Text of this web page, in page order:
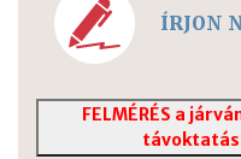
ÍRJON
FELMÉRÉS a
távoktatás